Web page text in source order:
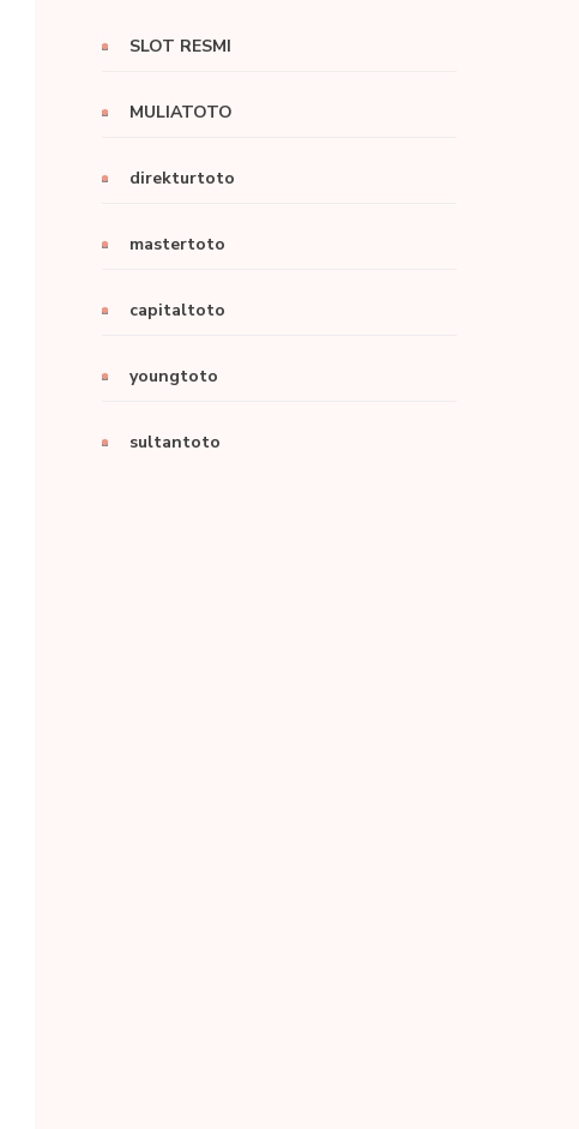
SLOT RESMI
MULIATOTO
direkturtoto
mastertoto
capitaltoto
youngtoto
sultantoto